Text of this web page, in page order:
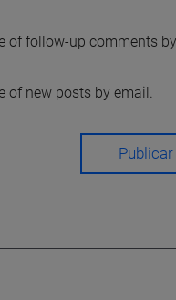
of follow-up comments
of new posts by email.